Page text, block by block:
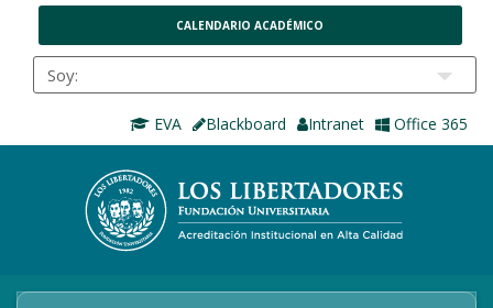
CALENDARIO ACADÉMICO
EVA Blackboard Intranet Office 365